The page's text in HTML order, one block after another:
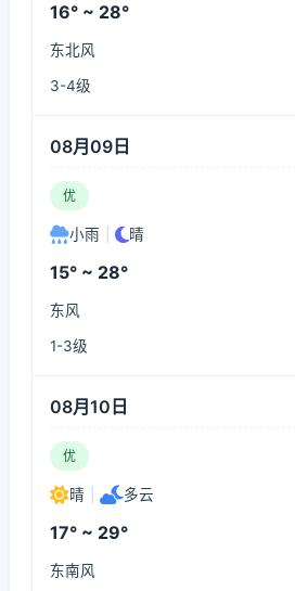
16° ~ 28°
东北风
3-4级
08月09日
优
小雨 晴
15° ~ 28°
东风
1-3级
08月10日
优
晴 多云
17° ~ 29°
东南风